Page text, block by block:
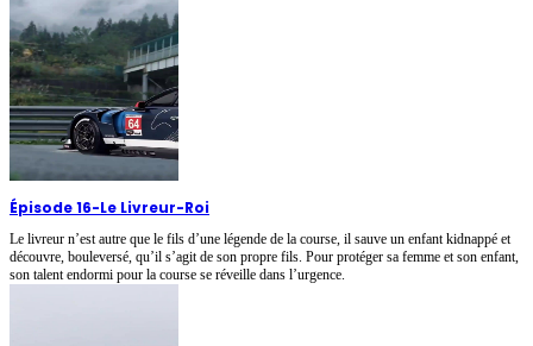
Épisode 16-Le Livreur-Roi
Le livreur n’est autre que le fils d’une légende de la course, il sauve un enfant kidnappé et
découvre, bouleversé, qu’il s’agit de son propre fils. Pour protéger sa femme et son enfant,
son talent endormi pour la course se réveille dans l’urgence.